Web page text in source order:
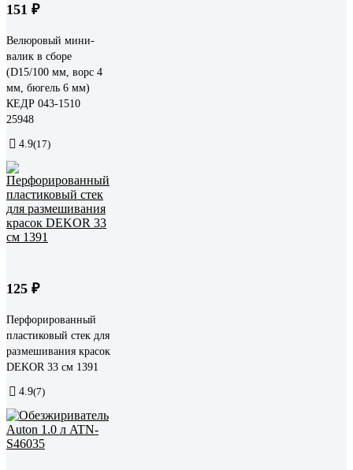
151 ₽
Велюровый мини-
валик в сборе
(D15/100 мм, ворс 4
мм, бюгель 6 мм)
КЕДР 043-1510
25948
4.9(17)
125 ₽
Перфорированный
пластиковый стек для
размешивания красок
DEKOR 33 см 1391
4.9(7)